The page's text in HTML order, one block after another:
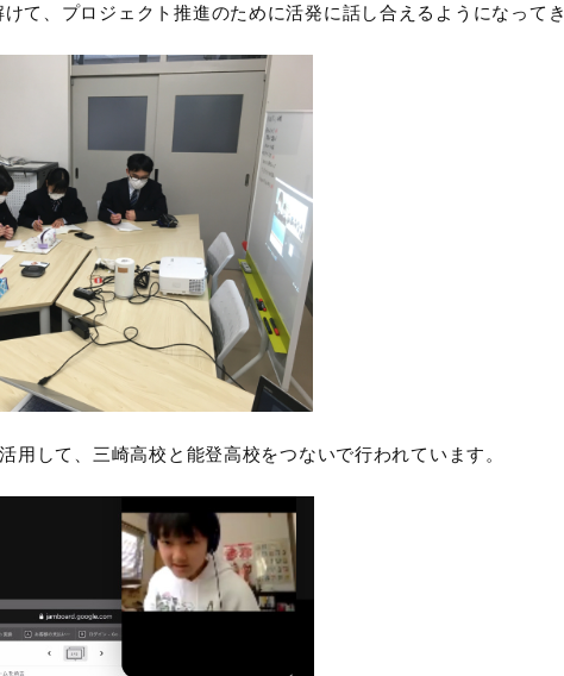
て、プロジェクト推進のために活発に話し合えるようになってき
用して、三崎高校と能登高校をつないで行われています。